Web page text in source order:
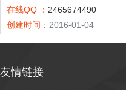
在线QQ ： 2465674490
创建时间： 2016-01-04
友情链接